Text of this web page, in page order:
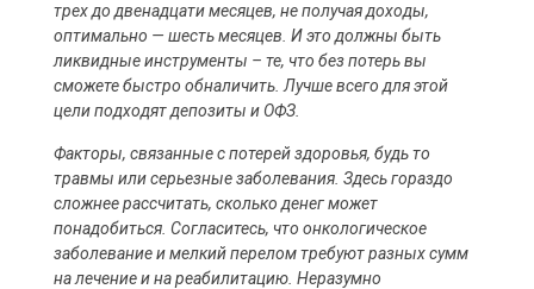
трех до двенадцати месяцев, не получая доходы,
оптимально — шесть месяцев. И это должны быть
ликвидные инструменты – те, что без потерь вы
сможете быстро обналичить. Лучше всего для этой
цели подходят депозиты и ОФЗ.
Факторы, связанные с потерей здоровья, будь то
травмы или серьезные заболевания. Здесь гораздо
сложнее рассчитать, сколько денег может
понадобиться. Согласитесь, что онкологическое
заболевание и мелкий перелом требуют разных сумм
на лечение и на реабилитацию. Неразумно